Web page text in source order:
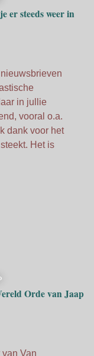
er steeds weer in
in jullie
vooral o.a.
dank voor het
Het is
Orde van Jaap
Van